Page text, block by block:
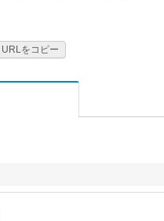
URLをコピー